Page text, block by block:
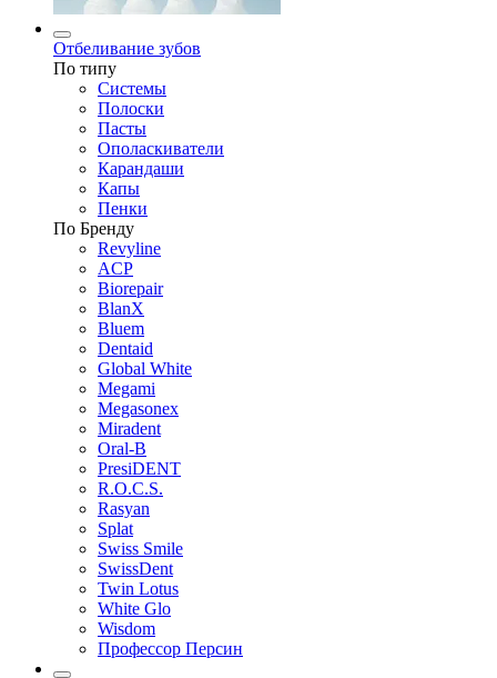
Отбеливание зубов
По типу
Системы
Полоски
Пасты
Ополаскиватели
Карандаши
Капы
Пенки
По Бренду
Revyline
ACP
Biorepair
BlanX
Bluem
Dentaid
Global White
Megami
Megasonex
Miradent
Oral-B
PresiDENT
R.O.C.S.
Rasyan
Splat
Swiss Smile
SwissDent
Twin Lotus
White Glo
Wisdom
Профессор Персин